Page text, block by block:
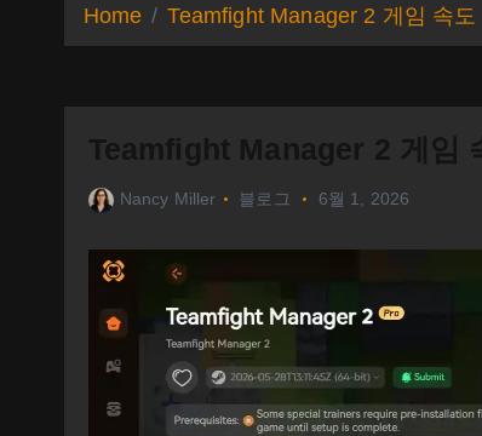
Home Teamfight Manager 2 게임 속
Teamfight Manager 2 게임
Nancy Miller 블로그 6월 1, 2026